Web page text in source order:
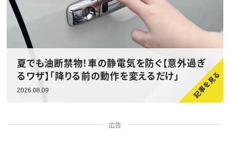
夏でも油断禁物！車の静電気を防ぐ【意外過ぎ
るワザ】「降りる前の動作を変えるだけ」
2026.08.09
広告